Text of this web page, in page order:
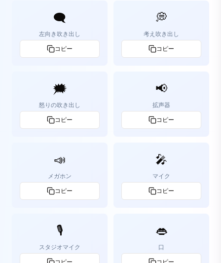
🗨️
左向き吹き出し
コピー
💭
考え吹き出し
コピー
🗯️
怒りの吹き出し
コピー
📢
拡声器
コピー
📣
メガホン
コピー
🎤
マイク
コピー
🎙️
スタジオマイク
👄
口